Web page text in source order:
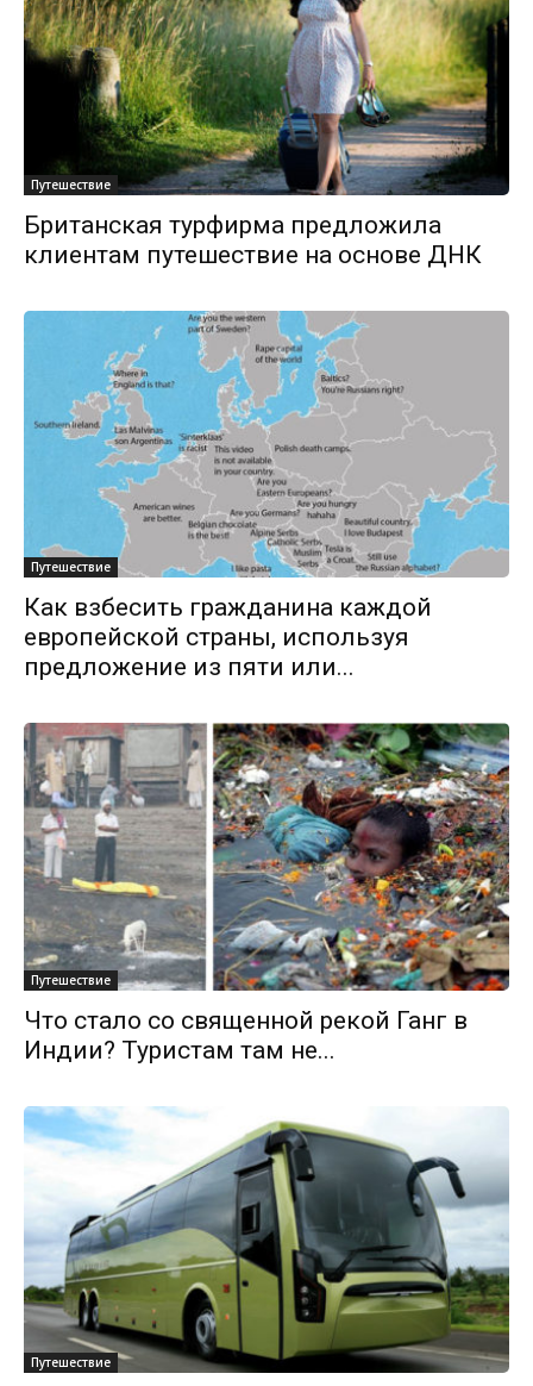
Путешествие
Британская турфирма предложила
клиентам путешествие на основе ДНК
Путешествие
Как взбесить гражданина каждой
европейской страны, используя
предложение из пяти или...
Путешествие
Что стало со священной рекой Ганг в
Индии? Туристам там не...
Путешествие